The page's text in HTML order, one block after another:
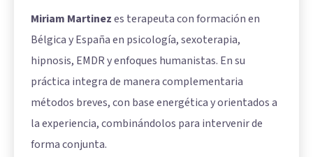
Miriam Martinezes terapeuta con formación en
Bélgica y España en psicología, sexoterapia,
hipnosis, EMDR y enfoques humanistas. En su
práctica integra de manera complementaria
métodos breves, con base energética y orientados a
la experiencia, combinándolos para intervenir de
forma conjunta.